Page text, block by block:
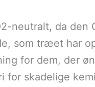
neutralt, da den
som træet har
for dem, der
for skadelige